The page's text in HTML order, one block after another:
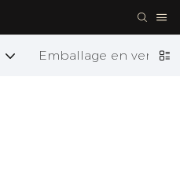
Emballage en verre